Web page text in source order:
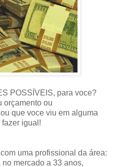
POSSÍVEIS, para voce?
orçamento ou
que voce viu em alguma
igual!
uma profissional da área:
mercado a 33 anos,